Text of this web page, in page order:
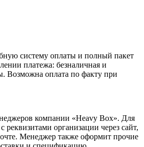
систему оплаты и полный пакет
платежа: безналичная и
Возможна оплата по факту при
компании «Heavy Box». Для
реквизитами организации через сайт,
Менеджер также оформит прочие